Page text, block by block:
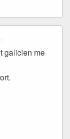
galicien me